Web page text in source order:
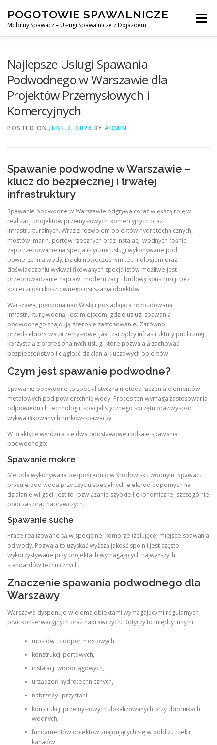
content
POGOTOWIE SPAWALNICZE
Mobilny Spawacz – Usługi Spawalnicze z Dojazdem
Menu
SPAWANIE MIG/MAG (GMAW) NASZE USŁUGI
KONTAKT
Najlepsze Usługi Spawania
Podwodnego w Warszawie dla
Projektów Przemysłowych i
Komercyjnych
POSTED ON JUNE 2, 2026 BY ADMIN
Spawanie podwodne w Warszawie –
klucz do bezpiecznej i trwałej
infrastruktury
Spawanie podwodne w Warszawie odgrywa coraz większą rolę w
realizacji projektów przemysłowych, komercyjnych oraz
infrastrukturalnych. Wraz z rozwojem obiektów hydrotechnicznych,
mostów, marin, portów rzecznych oraz instalacji wodnych rośnie
zapotrzebowanie na specjalistyczne usługi wykonywane pod
powierzchnią wody. Dzięki nowoczesnym technologiom oraz
doświadczeniu wykwalifikowanych specjalistów możliwe jest
przeprowadzanie napraw, modernizacji i budowy konstrukcji bez
konieczności kosztownego osuszania obiektów.
Warszawa, położona nad Wisłą i posiadająca rozbudowaną
infrastrukturę wodną, jest miejscem, gdzie usługi spawania
podwodnego znajdują szerokie zastosowanie. Zarówno
przedsiębiorstwa przemysłowe, jak i zarządcy infrastruktury publicznej
korzystają z profesjonalnych usług, które pozwalają zachować
bezpieczeństwo i ciągłość działania kluczowych obiektów.
Czym jest spawanie podwodne?
Spawanie podwodne to specjalistyczna metoda łączenia elementów
metalowych pod powierzchnią wody. Proces ten wymaga zastosowania
odpowiednich technologii, specjalistycznego sprzętu oraz wysoko
wykwalifikowanych nurków-spawaczy.
W praktyce wyróżnia się dwa podstawowe rodzaje spawania
podwodnego:
Spawanie mokre
Metoda wykonywana bezpośrednio w środowisku wodnym. Spawacz
pracuje pod wodą przy użyciu specjalnych elektrod odpornych na
działanie wilgoci. Jest to rozwiązanie szybkie i ekonomiczne, szczególnie
podczas prac naprawczych.
Spawanie suche
Prace realizowane są w specjalnej komorze izolującej miejsce spawania
od wody. Pozwala to uzyskać wyższą jakość spoin i jest często
wykorzystywane przy projektach wymagających najwyższych
standardów technicznych.
Znaczenie spawania podwodnego dla
Warszawy
Warszawa dysponuje wieloma obiektami wymagającymi regularnych
prac konserwacyjnych oraz naprawczych. Dotyczy to między innymi:
mostów i podpór mostowych,
konstrukcji portowych,
instalacji wodociągowych,
urządzeń hydrotechnicznych,
nabrzeży i przystani,
konstrukcji przemysłowych zlokalizowanych przy zbiornikach
wodnych,
fundamentów obiektów znajdujących się w pobliżu rzek i
kanałów.